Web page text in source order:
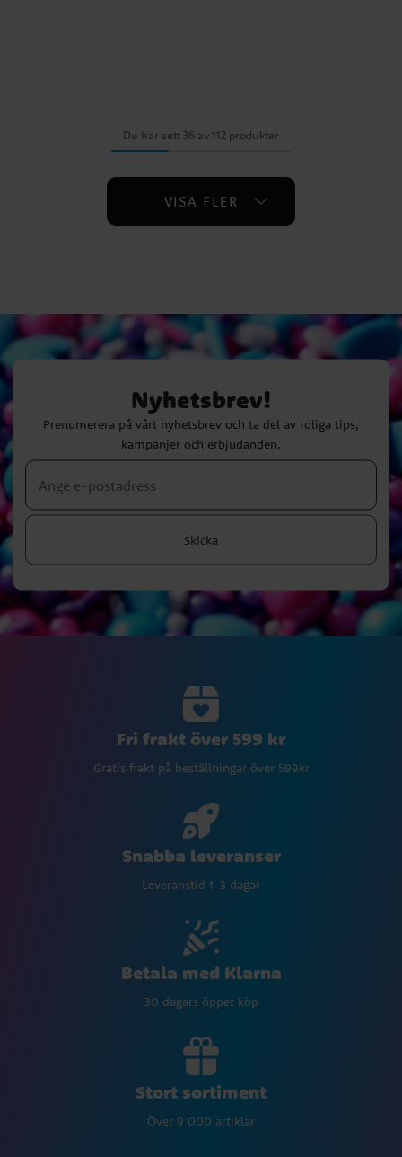
Du har sett 36 av 112 produkter
VISA FLER
Nyhetsbrev!
Prenumerera på vårt nyhetsbrev och ta del av roliga tips,
kampanjer och erbjudanden.
Skicka
Fri frakt över 599 kr
Gratis frakt på beställningar över 599kr
Snabba leveranser
Leveranstid 1-3 dagar
Betala med Klarna
30 dagars öppet köp
Stort sortiment
Över 9 000 artiklar